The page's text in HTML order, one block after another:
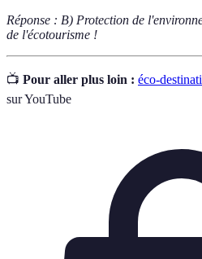
Réponse : B) Protection de
de l'écotourisme !
📺 Pour aller plus loin : éco-
sur YouTube